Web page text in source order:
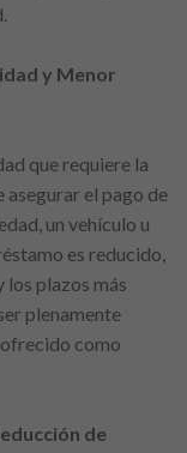
y Menor
que requiere la
el pago de
un vehículo u
es reducido,
los plazos más
plenamente
como
de